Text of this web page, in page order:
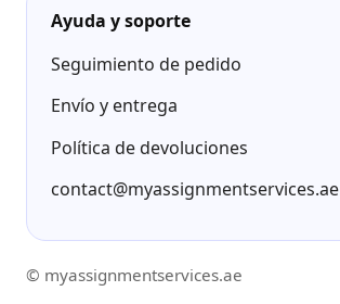
Ayuda y soporte
Seguimiento de pedido
Envío y entrega
Política de devoluciones
contact@myassignmentservices.ae
© myassignmentservices.ae